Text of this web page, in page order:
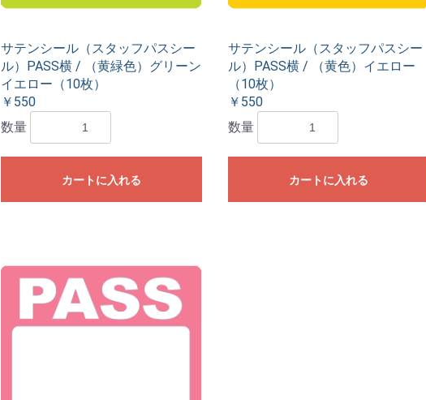
サテンシール（スタッフパスシー
ル）PASS横 / （黄緑色）グリーン
イエロー（10枚）
￥550
数量
カートに入れる
サテンシール（スタッフパスシー
ル）PASS横 / （黄色）イエロー
（10枚）
￥550
数量
カートに入れる